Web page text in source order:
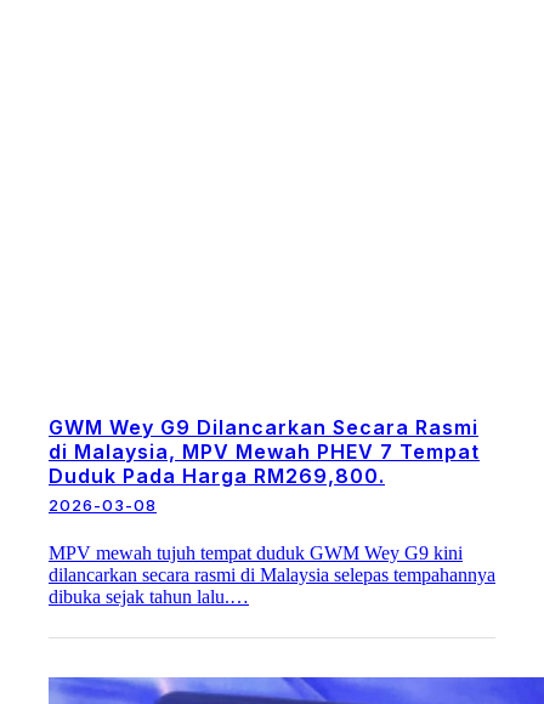
GWM Wey G9 Dilancarkan Secara Rasmi
di Malaysia, MPV Mewah PHEV 7 Tempat
Duduk Pada Harga RM269,800.
2026-03-08
MPV mewah tujuh tempat duduk GWM Wey G9 kini
dilancarkan secara rasmi di Malaysia selepas tempahannya
dibuka sejak tahun lalu.…